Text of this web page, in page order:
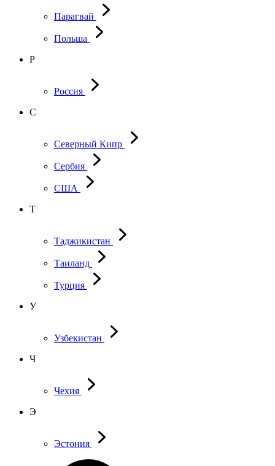
Парагвай
Польша
Р
Россия
С
Северный Кипр
Сербия
США
Т
Таджикистан
Таиланд
Турция
У
Узбекистан
Ч
Чехия
Э
Эстония